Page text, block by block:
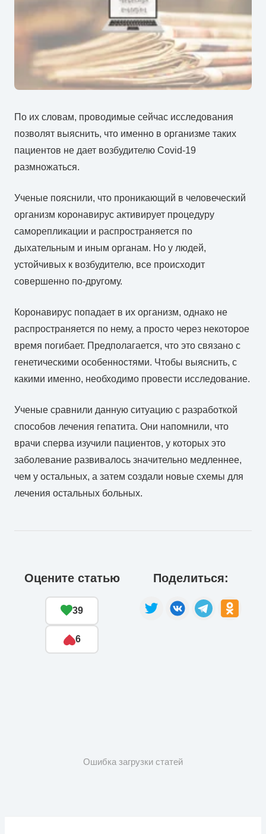
По их словам, проводимые сейчас исследования
позволят выяснить, что именно в организме таких
пациентов не дает возбудителю Covid-19
размножаться.
Ученые пояснили, что проникающий в человеческий
организм коронавирус активирует процедуру
саморепликации и распространяется по
дыхательным и иным органам. Но у людей,
устойчивых к возбудителю, все происходит
совершенно по-другому.
Коронавирус попадает в их организм, однако не
распространяется по нему, а просто через некоторое
время погибает. Предполагается, что это связано с
генетическими особенностями. Чтобы выяснить, с
какими именно, необходимо провести исследование.
Ученые сравнили данную ситуацию с разработкой
способов лечения гепатита. Они напомнили, что
врачи сперва изучили пациентов, у которых это
заболевание развивалось значительно медленнее,
чем у остальных, а затем создали новые схемы для
лечения остальных больных.
Оцените статью
39
6
Поделиться:
Ошибка загрузки статей